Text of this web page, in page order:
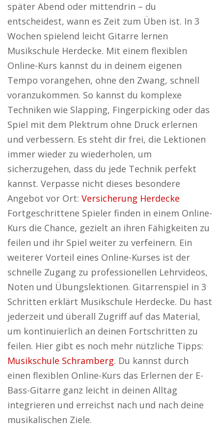
später Abend oder mittendrin – du
entscheidest, wann es Zeit zum Üben ist. In 3
Wochen spielend leicht Gitarre lernen
Musikschule Herdecke. Mit einem flexiblen
Online-Kurs kannst du in deinem eigenen
Tempo vorangehen, ohne den Zwang, schnell
voranzukommen. So kannst du komplexe
Techniken wie Slapping, Fingerpicking oder das
Spiel mit dem Plektrum ohne Druck erlernen
und verbessern. Es steht dir frei, die Lektionen
immer wieder zu wiederholen, um
sicherzugehen, dass du jede Technik perfekt
kannst. Verpasse nicht dieses besondere
Angebot vor Ort: Versicherung Herdecke
Fortgeschrittene Spieler finden in einem Online-
Kurs die Chance, gezielt an ihren Fähigkeiten zu
feilen und ihr Spiel weiter zu verfeinern. Ein
weiterer Vorteil eines Online-Kurses ist der
schnelle Zugang zu professionellen Lehrvideos,
Noten und Übungslektionen. Gitarrenspiel in 3
Schritten erklärt Musikschule Herdecke. Du hast
jederzeit und überall Zugriff auf das Material,
um kontinuierlich an deinen Fortschritten zu
feilen. Hier gibt es noch mehr nützliche Tipps:
Musikschule Schramberg. Du kannst durch
einen flexiblen Online-Kurs das Erlernen der E-
Bass-Gitarre ganz leicht in deinen Alltag
integrieren und erreichst nach und nach deine
musikalischen Ziele.